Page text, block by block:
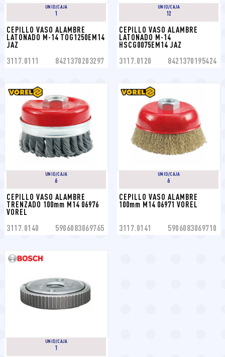
UNID/CAJA
1
CEPILLO VASO ALAMBRE
LATONADO M-14 TOG1250EM14
JAZ
3117.0111 8421370203297
UNID/CAJA
12
CEPILLO VASO ALAMBRE
LATONADO M-14
HSCG0075EM14 JAZ
3117.0120 8421370195424
UNID/CAJA
6
CEPILLO VASO ALAMBRE
TRENZADO 100mm M14 06976
VOREL
3117.0140 5906083069765
UNID/CAJA
6
CEPILLO VASO ALAMBRE
100mm M14 06971 VOREL
3117.0141 5906083069710
UNID/CAJA
1